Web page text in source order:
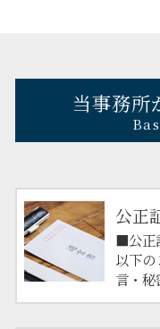
当事務所
公正
■公正
以下
言・